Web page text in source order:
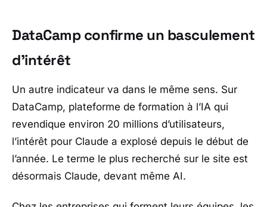
DataCamp confirme un basculement
d’intérêt
Un autre indicateur va dans le même sens. Sur
DataCamp, plateforme de formation à l’IA qui
revendique environ 20 millions d’utilisateurs,
l’intérêt pour Claude a explosé depuis le début de
l’année. Le terme le plus recherché sur le site est
désormais Claude, devant même AI.